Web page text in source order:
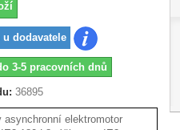
u dodavatele
3-5 pracovních dnů
36895
asynchronní elektromotor